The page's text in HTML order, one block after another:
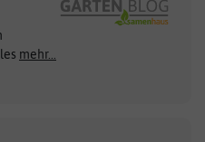
Clever Pots
COMPO
mehr...